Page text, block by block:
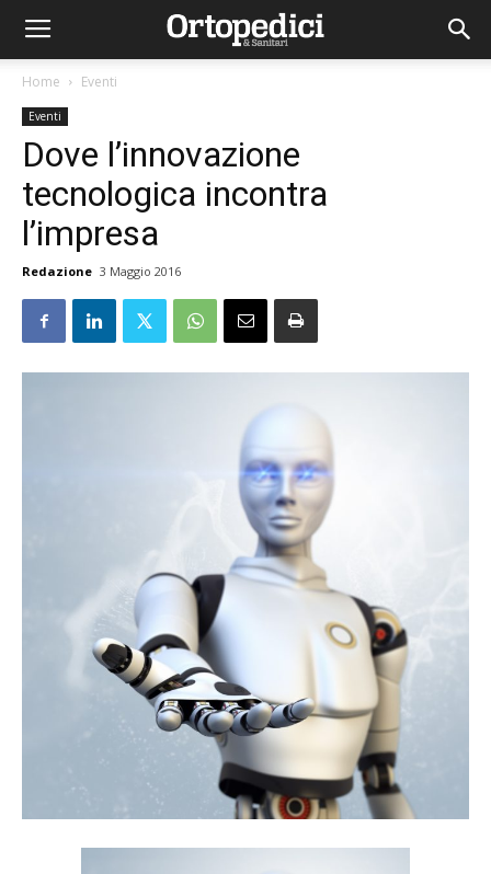
Home Eventi
Eventi
Dove l’innovazione
tecnologica incontra
l’impresa
Redazione 3 Maggio 2016